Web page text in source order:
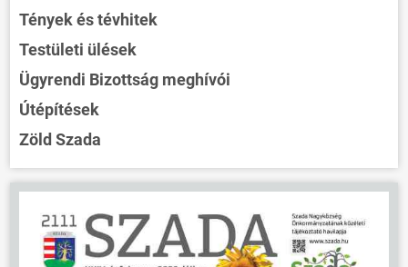
Tények és tévhitek
Testületi ülések
Ügyrendi Bizottság meghívói
Útépítések
Zöld Szada